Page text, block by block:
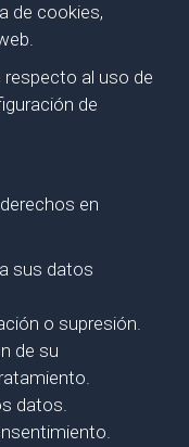
de cookies,
al uso de
de
en
sus datos
o supresión.
de su
datos.